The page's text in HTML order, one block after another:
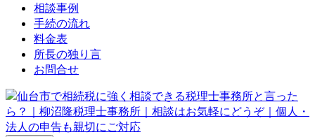
相談事例
手続の流れ
料金表
所長の独り言
お問合せ